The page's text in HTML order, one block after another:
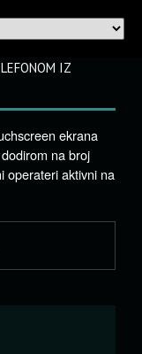
IZ
ekrana
na broj
operateri aktivni na